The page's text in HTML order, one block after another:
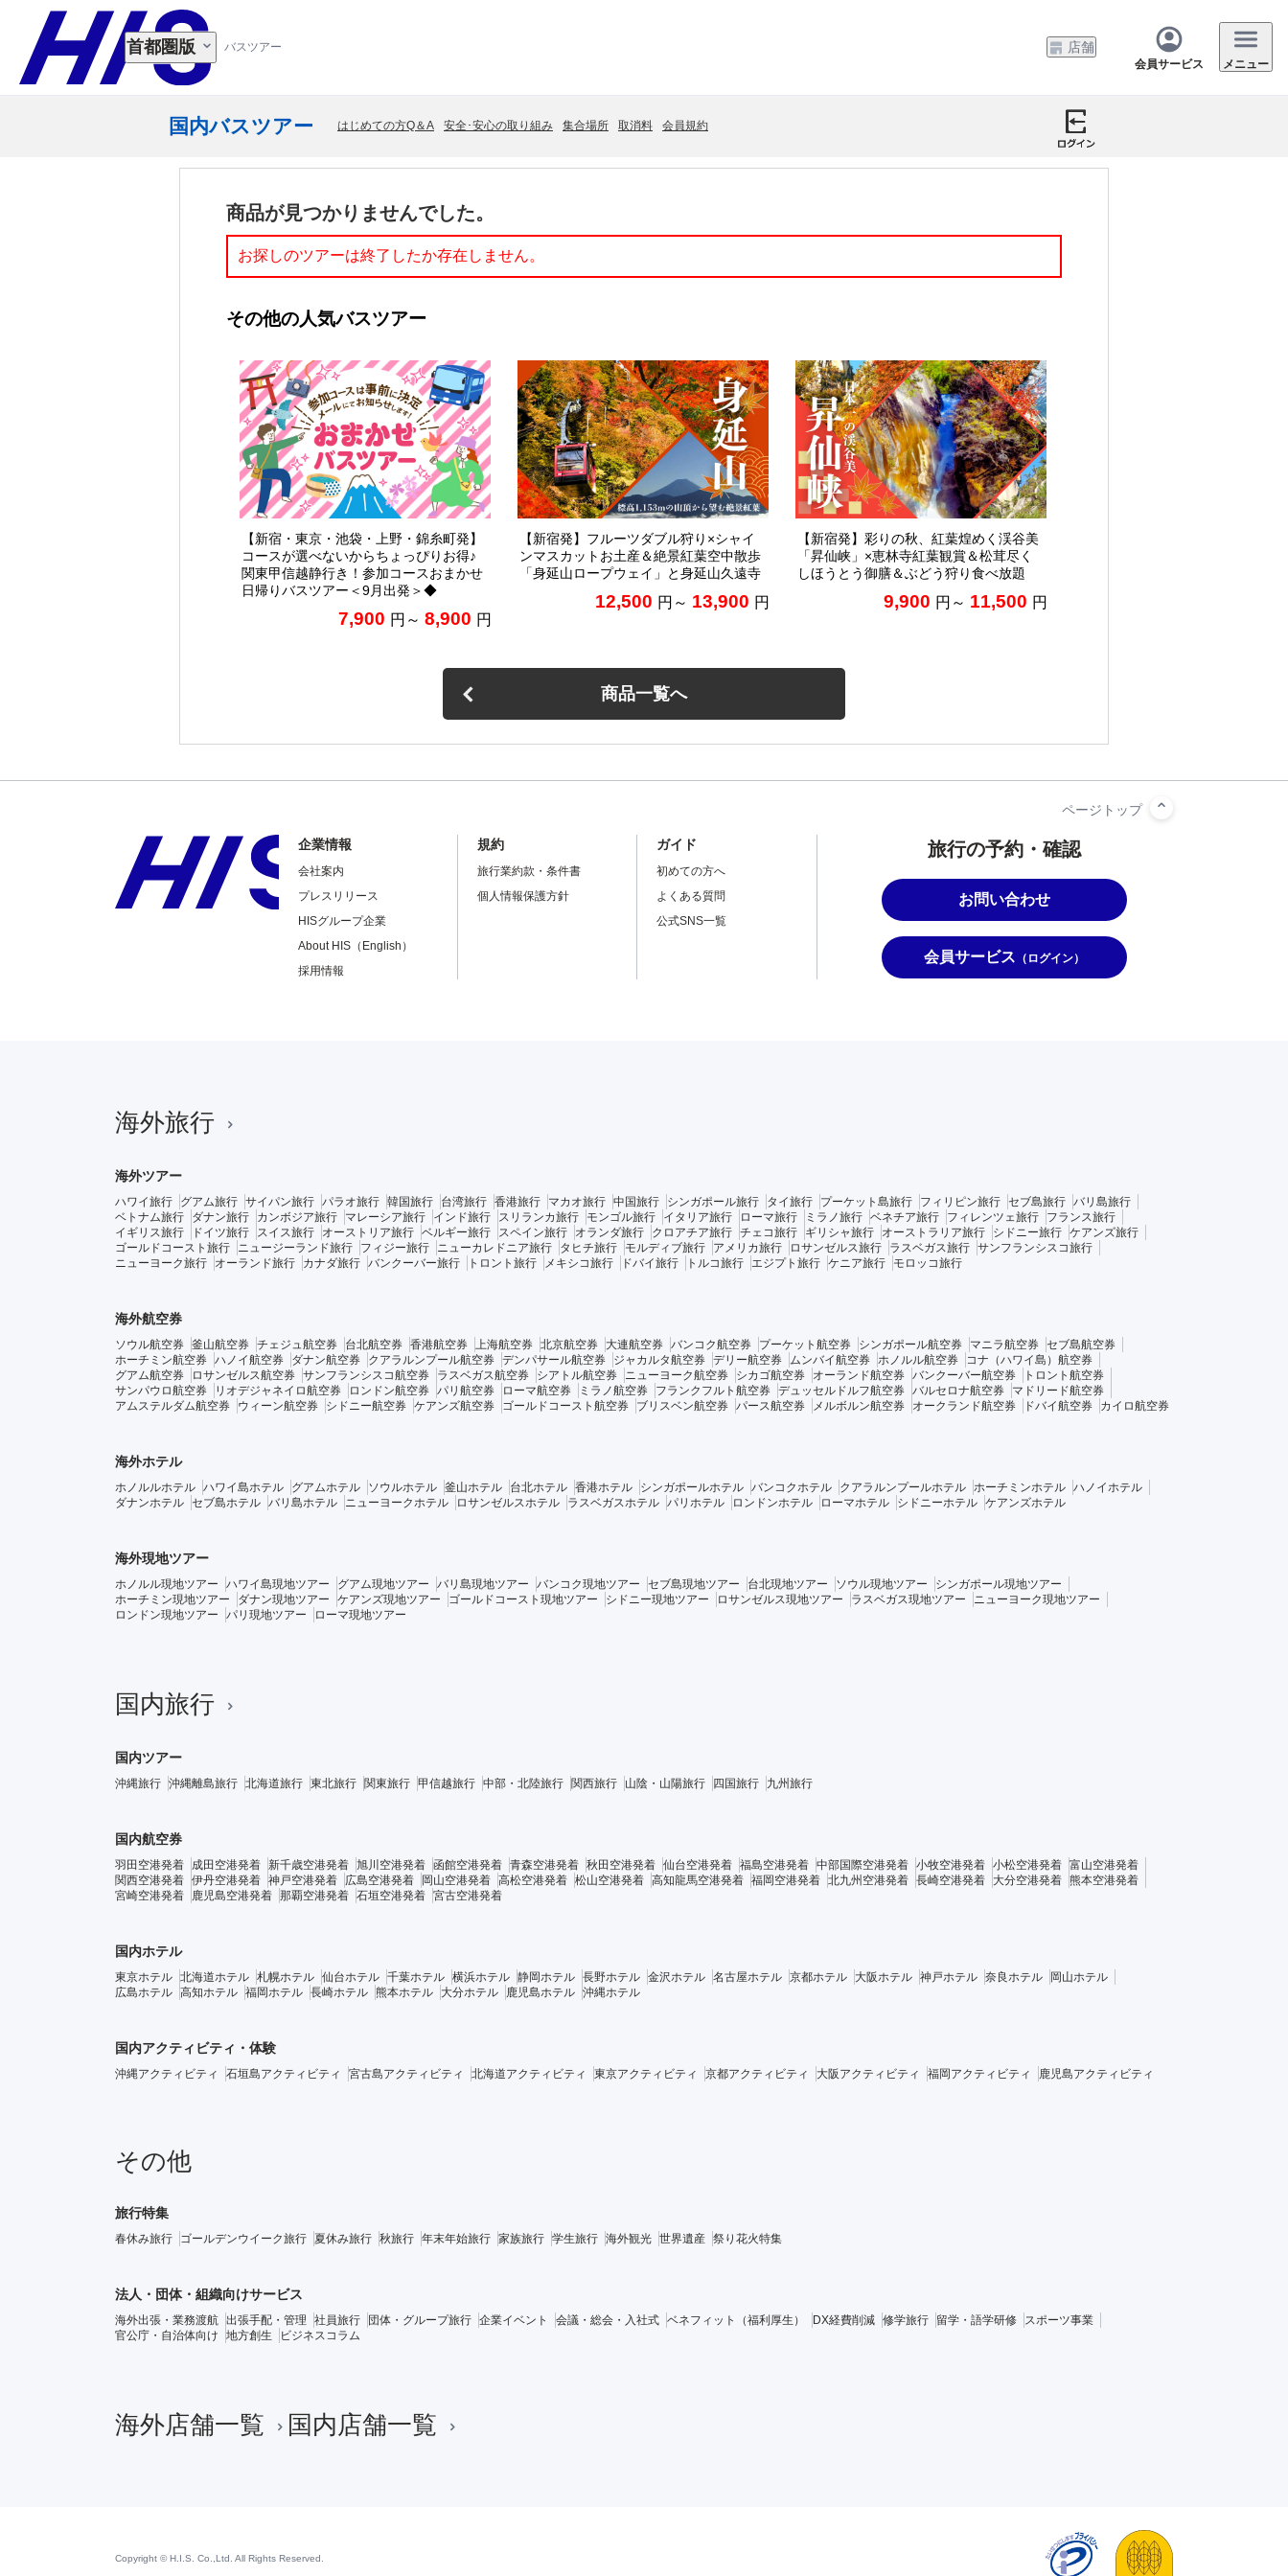
バスツアー
首都圏版 店舗
会員サービス メニュー
国内バスツアー はじめての方Q＆A 安全･安心の取り組み 集合場所 取消料 会員規約
商品が見つかりませんでした。
お探しのツアーは終了したか存在しません。
その他の人気バスツアー
【新宿・東京・池袋・上野・錦糸町発】
コースが選べないからちょっぴりお得♪
関東甲信越静行き！参加コースおまかせ
日帰りバスツアー＜9月出発＞◆
7,900 円～8,900 円
【新宿発】フルーツダブル狩り×シャイ
ンマスカットお土産＆絶景紅葉空中散歩
「身延山ロープウェイ」と身延山久遠寺
12,500 円～ 13,900 円
【新宿発】彩りの秋、紅葉煌めく渓谷美
「昇仙峡」×恵林寺紅葉観賞＆松茸尽く
しほうとう御膳＆ぶどう狩り食べ放題
9,900 円～ 11,500 円
商品一覧へ
旅行の予約・確認
お問い合わせ
会員サービス （ログイン）
企業情報
会社案内
プレスリリース
HISグループ企業
About HIS（English）
採用情報
規約
旅行業約款・条件書
個人情報保護方針
ガイド
初めての方へ
よくある質問
公式SNS一覧
海外旅行
海外ツアー
ハワイ旅行 グアム旅行 サイパン旅行 パラオ旅行 韓国旅行 台湾旅行 香港旅行 マカオ旅行 中国旅行 シンガポール旅行 タイ旅行 プーケット島旅行 フィリピン旅行 セブ島旅行 バリ島旅行
ベトナム旅行
ダナン旅行 カンボジア旅行 マレーシア旅行 インド旅行 スリランカ旅行 モンゴル旅行 イタリア旅行 ローマ旅行 ミラノ旅行 ベネチア旅行 フィレンツェ旅行
フランス旅行
イギリス旅行
ドイツ旅行 スイス旅行 オーストリア旅行 ベルギー旅行 スペイン旅行 オランダ旅行 クロアチア旅行 チェコ旅行 ギリシャ旅行 オーストラリア旅行 シドニー旅行 ケアンズ旅行
ゴールドコースト旅行
ニュージーランド旅行 フィジー旅行 ニューカレドニア旅行 タヒチ旅行 モルディブ旅行 アメリカ旅行 ロサンゼルス旅行 ラスベガス旅行 サンフランシスコ旅行
ニューヨーク旅行
オーランド旅行 カナダ旅行 バンクーバー旅行 トロント旅行 メキシコ旅行 ドバイ旅行 トルコ旅行 エジプト旅行 ケニア旅行 モロッコ旅行
海外航空券
ソウル航空券 釜山航空券 チェジュ航空券 台北航空券 香港航空券 上海航空券 北京航空券 大連航空券 バンコク航空券 プーケット航空券 シンガポール航空券 マニラ航空券 セブ島航空券
ホーチミン航空券 ハノイ航空券 ダナン航空券 クアラルンプール航空券 デンパサール航空券 ジャカルタ航空券 デリー航空券 ムンバイ航空券 ホノルル航空券
コナ（ハワイ島）航空券
グアム航空券
ロサンゼルス航空券 サンフランシスコ航空券 ラスベガス航空券 シアトル航空券 ニューヨーク航空券 シカゴ航空券 オーランド航空券 バンクーバー航空券
トロント航空券
サンパウロ航空券
リオデジャネイロ航空券 ロンドン航空券 パリ航空券 ローマ航空券 ミラノ航空券 フランクフルト航空券 デュッセルドルフ航空券 バルセロナ航空券
マドリード航空券
アムステルダム航空券
ウィーン航空券 シドニー航空券 ケアンズ航空券 ゴールドコースト航空券 ブリスベン航空券 パース航空券 メルボルン航空券 オークランド航空券 ドバイ航空券 カイロ航空券
海外ホテル
ホノルルホテル ハワイ島ホテル グアムホテル ソウルホテル 釜山ホテル 台北ホテル 香港ホテル シンガポールホテル バンコクホテル クアラルンプールホテル ホーチミンホテル ハノイホテル
ダナンホテル セブ島ホテル バリ島ホテル ニューヨークホテル ロサンゼルスホテル ラスベガスホテル パリホテル ロンドンホテル ローマホテル シドニーホテル ケアンズホテル
海外現地ツアー
ホノルル現地ツアー ハワイ島現地ツアー グアム現地ツアー バリ島現地ツアー バンコク現地ツアー セブ島現地ツアー 台北現地ツアー ソウル現地ツアー
シンガポール現地ツアー
ホーチミン現地ツアー
ダナン現地ツアー ケアンズ現地ツアー ゴールドコースト現地ツアー シドニー現地ツアー ロサンゼルス現地ツアー ラスベガス現地ツアー
ニューヨーク現地ツアー
ロンドン現地ツアー
パリ現地ツアー ローマ現地ツアー
国内旅行
国内ツアー
沖縄旅行 沖縄離島旅行 北海道旅行 東北旅行 関東旅行 甲信越旅行 中部・北陸旅行 関西旅行 山陰・山陽旅行 四国旅行 九州旅行
国内航空券
羽田空港発着 成田空港発着 新千歳空港発着 旭川空港発着 函館空港発着 青森空港発着 秋田空港発着 仙台空港発着 福島空港発着 中部国際空港発着 小牧空港発着 小松空港発着 富山空港発着
関西空港発着 伊丹空港発着 神戸空港発着 広島空港発着 岡山空港発着 高松空港発着 松山空港発着 高知龍馬空港発着 福岡空港発着 北九州空港発着 長崎空港発着 大分空港発着 熊本空港発着
宮崎空港発着
鹿児島空港発着 那覇空港発着 石垣空港発着 宮古空港発着
国内ホテル
東京ホテル 北海道ホテル 札幌ホテル 仙台ホテル 千葉ホテル 横浜ホテル 静岡ホテル 長野ホテル 金沢ホテル 名古屋ホテル 京都ホテル 大阪ホテル 神戸ホテル 奈良ホテル
岡山ホテル
広島ホテル 高知ホテル 福岡ホテル 長崎ホテル 熊本ホテル 大分ホテル 鹿児島ホテル 沖縄ホテル
国内アクティビティ・体験
沖縄アクティビティ 石垣島アクティビティ 宮古島アクティビティ 北海道アクティビティ 東京アクティビティ 京都アクティビティ 大阪アクティビティ 福岡アクティビティ 鹿児島アクティビティ
その他
旅行特集
春休み旅行 ゴールデンウイーク旅行 夏休み旅行 秋旅行 年末年始旅行 家族旅行 学生旅行 海外観光 世界遺産 祭り花火特集
法人・団体・組織向けサービス
海外出張・業務渡航 出張手配・管理 社員旅行 団体・グループ旅行 企業イベント 会議・総会・入社式 ベネフィット（福利厚生） DX経費削減 修学旅行 留学・語学研修
スポーツ事業
官公庁・自治体向け
地方創生 ビジネスコラム
海外店舗一覧 国内店舗一覧
Copyright © H.I.S. Co.,Ltd. All Rights Reserved.